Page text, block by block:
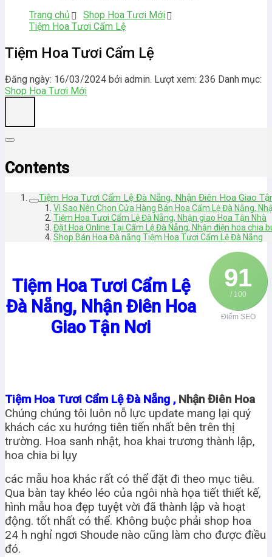
Trang chủ
Shop Hoa Tươi Mới
Tiệm Hoa Tươi Cẩm Lệ
Tiệm Hoa Tươi Cẩm Lệ
Đăng ngày: 16/03/2024 bởi admin. Lượt xem: 236 Danh mục:
Shop Hoa Tươi Mới
Contents
Tiệm Hoa Tươi Cẩm Lệ Đà Nẵng, Nhận Điên Hoa Giao
Vì Sao Nên Chon Cửa Hàng Bán Hoa Cẩm Lệ Đà Nẵng,
Tiệm Hoa Tươi Cẩm Lệ Đà Nẵng, Nhận giao Hoa Tận Nhà
Đặt Hoa Online Tại Cẩm Lệ Đà Nẵng, Nhận điện hoa chia
Shop Bán Hoa Đà nẵng Tiệm Hoa Tươi Cẩm Lệ Đà Nẵng
91
/ 100
Điểm SEO
Tiệm Hoa Tươi Cẩm Lệ
Đà Nẵng, Nhận Điên Hoa
Giao Tận Nơi
Tiệm Hoa Tươi Cẩm Lệ Đà Nẵng , Nhận Điên Hoa
Chúng chúng tôi luôn nỗ lực update mang lại quý
khách các xu hướng tiên tiến nhất bên trên thị
trường. Hoa sanh nhật, hoa khai trương thành lập,
hoa chia bi lụy
các mẫu hoa khác rất có thể đặt đi theo mục tiêu.
Qua bàn tay khéo léo của ngôi nhà họa tiết thiết kế,
hình mẫu hoa đẹp tuyệt vời đã thành lập và hoạt
động. tốt nhất có thể. Không buộc phải shop hoa
24 h nghỉ ngơi Shoude nào cũng làm cho được điều
đó.